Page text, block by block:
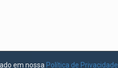
em nossa Política de Privacidade